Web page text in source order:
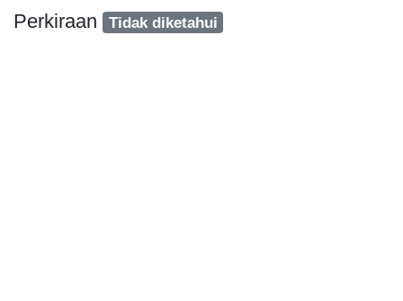
Perkiraan Tidak diketahui